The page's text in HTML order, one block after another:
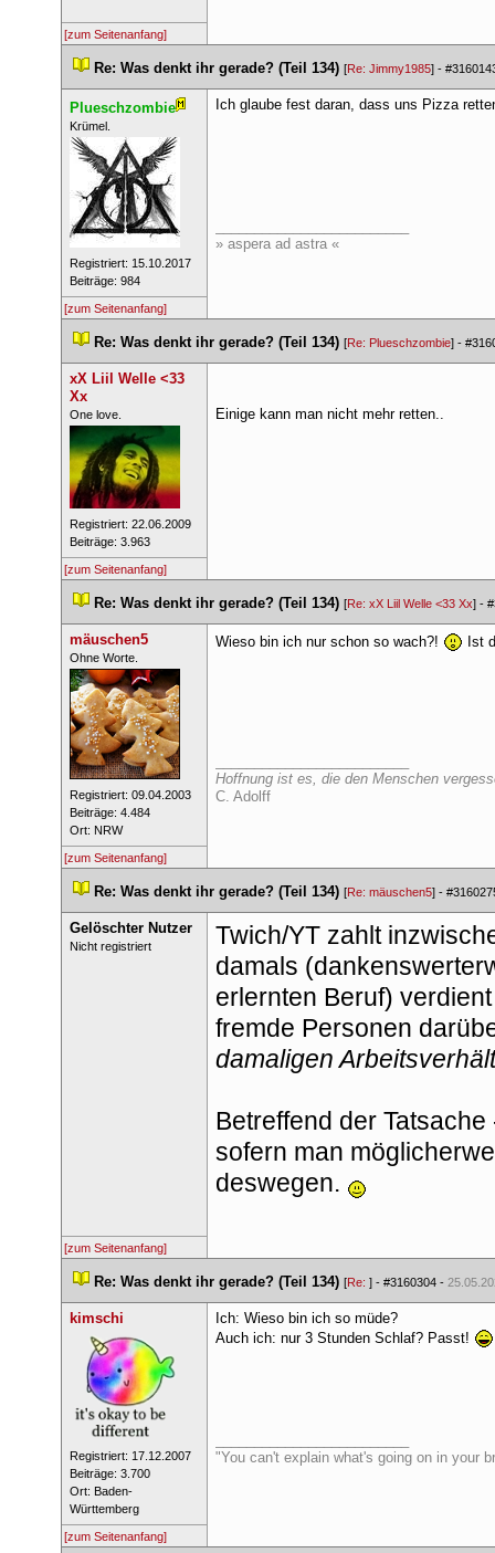
[zum Seitenanfang]
Re: Was denkt ihr gerade? (Teil 134) [Re: Jimmy1985] -
Plueschzombie
​Krümel.
Registriert: 15.10.2017
Beiträge: 984
Ich glaube fest daran, dass uns Pizza
» aspera ad astra «
[zum Seitenanfang]
Re: Was denkt ihr gerade? (Teil 134) [Re: Plueschzombie] -
xX Liil Welle <33
Xx
​One love.
Registriert: 22.06.2009
Beiträge: 3.963
Einige kann man nicht mehr retten..
[zum Seitenanfang]
Re: Was denkt ihr gerade? (Teil 134) [Re: xX Liil Welle <33 Xx] -
mäuschen5
​Ohne Worte.
Registriert: 09.04.2003
Beiträge: 4.484
Ort: NRW
Wieso bin ich nur schon so wach?! Ist
Hoffnung ist es, die den Menschen
C. Adolff
[zum Seitenanfang]
Re: Was denkt ihr gerade? (Teil 134) [Re: mäuschen5] -
Gelöschter Nutzer
Nicht registriert
Twich/YT zahlt
damals
erlernten Beruf)
fremde Personen
damaligen
Betreffend der
ofern man
deswegen.
[zum Seitenanfang]
Re: Was denkt ihr gerade? (Teil 134) [Re: ] - #3160304 -
kimschi
Registriert: 17.12.2007
Beiträge: 3.700
Ort: Baden-
Württemberg
Ich: Wieso bin ich so müde?
Auch ich: nur 3 Stunden Schlaf? Passt!
"You can't explain what's going on in your
[zum Seitenanfang]